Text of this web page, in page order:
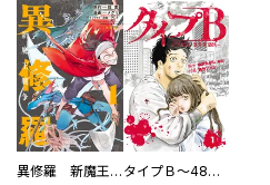
異修羅 新魔王戦争 タイプＢ～48時間後、致死率100％～【単話】